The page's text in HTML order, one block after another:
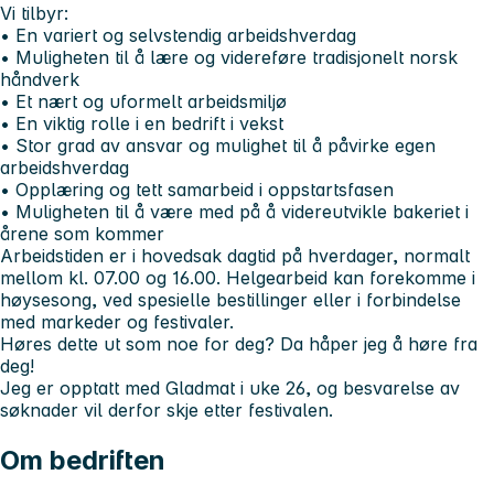
Vi tilbyr:
• En variert og selvstendig arbeidshverdag
• Muligheten til å lære og videreføre tradisjonelt norsk
håndverk
• Et nært og uformelt arbeidsmiljø
• En viktig rolle i en bedrift i vekst
• Stor grad av ansvar og mulighet til å påvirke egen
arbeidshverdag
• Opplæring og tett samarbeid i oppstartsfasen
• Muligheten til å være med på å videreutvikle bakeriet i
årene som kommer
Arbeidstiden er i hovedsak dagtid på hverdager, normalt
mellom kl. 07.00 og 16.00. Helgearbeid kan forekomme i
høysesong, ved spesielle bestillinger eller i forbindelse
med markeder og festivaler.
Høres dette ut som noe for deg? Da håper jeg å høre fra
deg!
Jeg er opptatt med Gladmat i uke 26, og besvarelse av
søknader vil derfor skje etter festivalen.
Om bedriften